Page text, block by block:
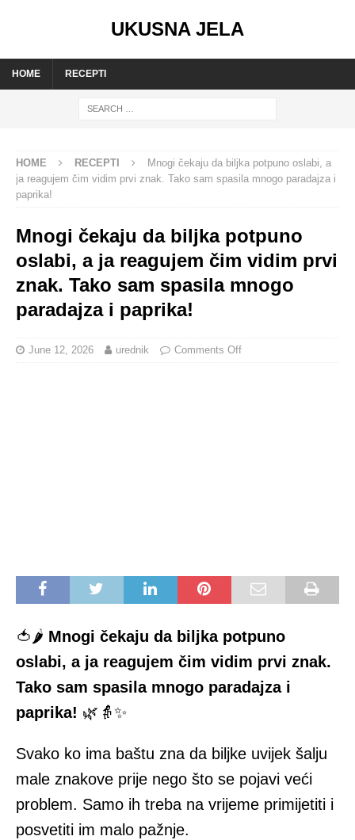
UKUSNA JELA
HOME RECEPTI
HOME RECEPTI
Mnogi čekaju da biljka potpuno oslabi, a
ja reagujem čim vidim prvi znak. Tako sam spasila mnogo paradajza i
paprika!
Mnogi čekaju da biljka potpuno
oslabi, a ja reagujem čim vidim prvi
znak. Tako sam spasila mnogo
paradajza i paprika!
June 12, 2026 urednik Comments Off
🍅🌶 Mnogi čekaju da biljka potpuno
oslabi, a ja reagujem čim vidim prvi znak.
Tako sam spasila mnogo paradajza i
paprika! 🌿👵✨
Svako ko ima baštu zna da biljke uvijek šalju
male znakove prije nego što se pojavi veći
problem. Samo ih treba na vrijeme primijetiti i
posvetiti im malo pažnje.